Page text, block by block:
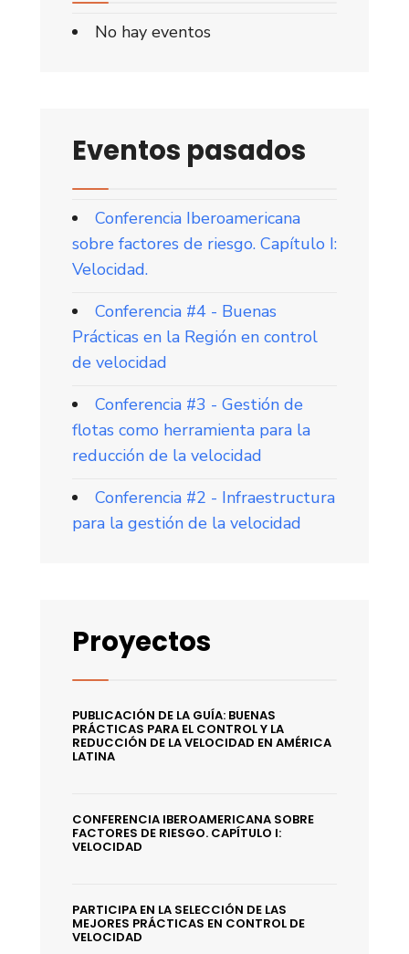
No hay eventos
Eventos pasados
Conferencia Iberoamericana
sobre factores de riesgo. Capítulo I:
Velocidad.
Conferencia #4 - Buenas
Prácticas en la Región en control
de velocidad
Conferencia #3 - Gestión de
flotas como herramienta para la
reducción de la velocidad
Conferencia #2 - Infraestructura
para la gestión de la velocidad
Proyectos
PUBLICACIÓN DE LA GUÍA: BUENAS
PRÁCTICAS PARA EL CONTROL Y LA
REDUCCIÓN DE LA VELOCIDAD EN AMÉRICA
LATINA
CONFERENCIA IBEROAMERICANA SOBRE
FACTORES DE RIESGO. CAPÍTULO I:
VELOCIDAD
PARTICIPA EN LA SELECCIÓN DE LAS
MEJORES PRÁCTICAS EN CONTROL DE
VELOCIDAD